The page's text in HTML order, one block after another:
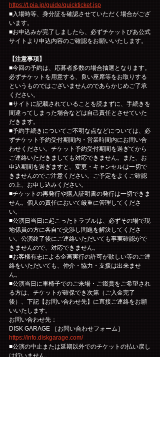
https://t.pia.jp/guide/quickticket.jsp
■入場時等、身分証を確認させていただく場合がござ
います。
■お申込みが完了しましたら、必ずチケットぴあ公式
サイトより申込内容のご確認をお願いいたします。
【注意事項】
■今回の予約は、応募者多数の場合抽選となります。
必ずチケットを用意する、良い座席等をお取りする
というものではございませんのであらかじめご了承
ください。
■サイトに記載されていることを読まずに、手続きを
間違ってしまった場合などは自己責任とさせていた
だきます。
■予約手続きについてご不明な点などについては、必
ずチケット予約受付期間内・営業時間内にお問い合
わせください。チケット予約受付期間を過ぎてから
ご連絡いただきましても対応できません。また、お
申込期間を過ぎますと、変更・キャンセルは一切で
きませんのでご注意ください。ご予定をよくご確認
の上、お申し込みください。
■チケットの再発行や購入証明書の発行は一切できま
せん。個人の責任において厳重に管理してくださ
い。
■公演日当日に起こったトラブルは、必ずその場で現
地係員の方に各自で交渉し問題を解決してくださ
い。公演終了後にご連絡いただいても事実確認がで
きませんので、対応できません。
■お客様有志による企画実行の許可が欲しい等のご連
絡をいただいても、仲介・協力・支援は出来ませ
ん。
■公演当日に車椅子でのご来場・ご鑑賞をご希望され
る方は、チケットが確保でき次第（ご入金完了
後）、下記【お問い合わせ先】に直接ご連絡をお願
いいたします。
お問い合わせ先：
DISK GARAGE ［お問い合わせフォーム］
https://info.diskgarage.com/
■公演の中止または延期以外でのチケットの払い戻し
は行いません。